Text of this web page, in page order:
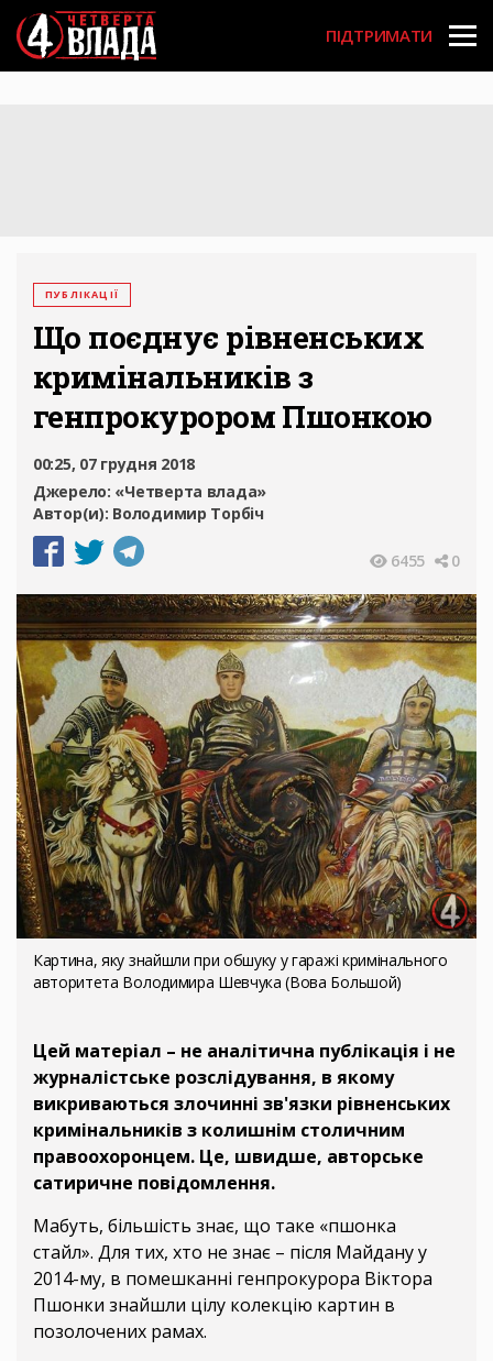
Перейти
до
основного
вмісту
User
account
ПІДТРИМАТИ
ПУБЛІКАЦІЇ
Що поєднує рівненських
кримінальників з
генпрокурором Пшонкою
00:25, 07 грудня 2018
Джерело: «Четверта влада»
Автор(и): Володимир Торбіч
6455 0
Картина, яку знайшли при обшуку у гаражі кримінального
авторитета Володимира Шевчука (Вова Большой)
Цей матеріал – не аналітична публікація і не
журналістське розслідування, в якому
викриваються злочинні зв'язки рівненських
кримінальників з колишнім столичним
правоохоронцем. Це, швидше, авторське
сатиричне повідомлення.
Мабуть, більшість знає, що таке «пшонка
стайл». Для тих, хто не знає – після Майдану у
2014-му, в помешканні генпрокурора Віктора
Пшонки знайшли цілу колекцію картин в
позолочених рамах.